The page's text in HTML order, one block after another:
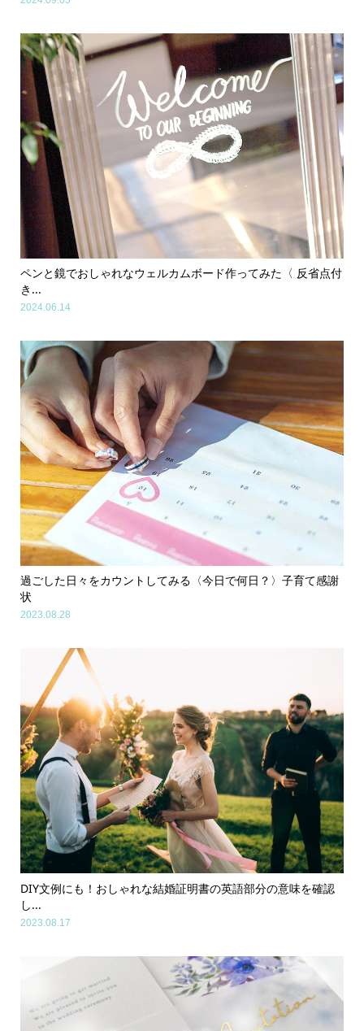
ペンと鏡でおしゃれなウェルカムボード作ってみた〈 反省点付
き...
2024.06.14
過ごした日々をカウントしてみる〈今日で何日？〉子育て感謝
状
2023.08.28
DIY文例にも！おしゃれな結婚証明書の英語部分の意味を確認
し...
2023.08.17